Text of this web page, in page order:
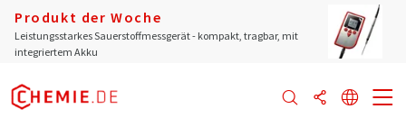
Produkt der Woche
Leistungsstarkes Sauerstoffmessgerät - kompakt, tragbar, mit
integriertem Akku